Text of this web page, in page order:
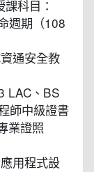
科目：
週期（108
通安全教
LAC、BS
師中級證書
業證照
用程式設